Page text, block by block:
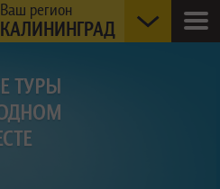
Ваш регион
КАЛИНИНГРАД